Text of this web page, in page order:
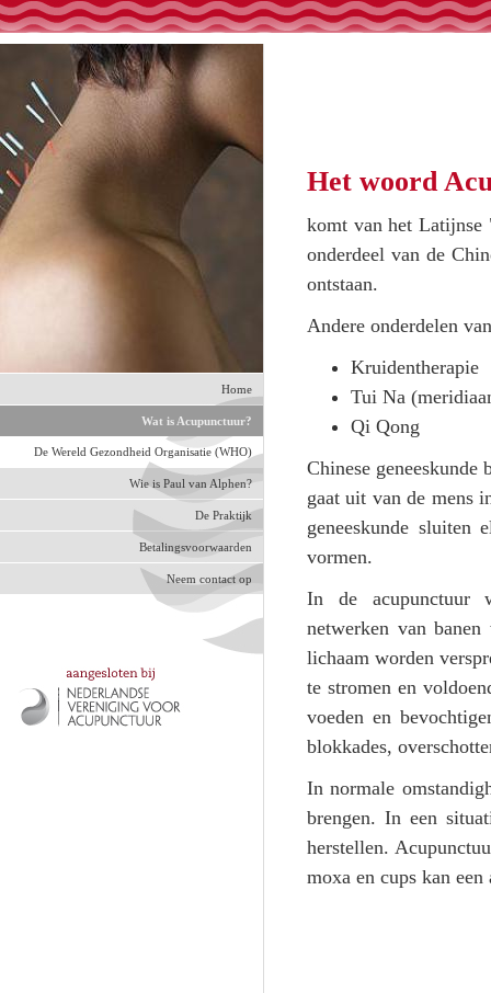
Home
Wat is Acupunctuur?
De Wereld Gezondheid Organisatie (WHO)
Wie is Paul van Alphen?
De Praktijk
Betalingsvoorwaarden
Neem contact op
Het woord
komt van het Latijnse
onderdeel van de
ontstaan.
Andere onderdelen
Kruidentherapie
Tui Na
Qi Qong
Chinese geneeskunde
gaat uit van de mens
geneeskunde
vormen.
In de acupunctuur
netwerken van
lichaam worden
te stromen en
voeden en
blokkades,
In normale
brengen. In een
herstellen.
moxa en cups kan